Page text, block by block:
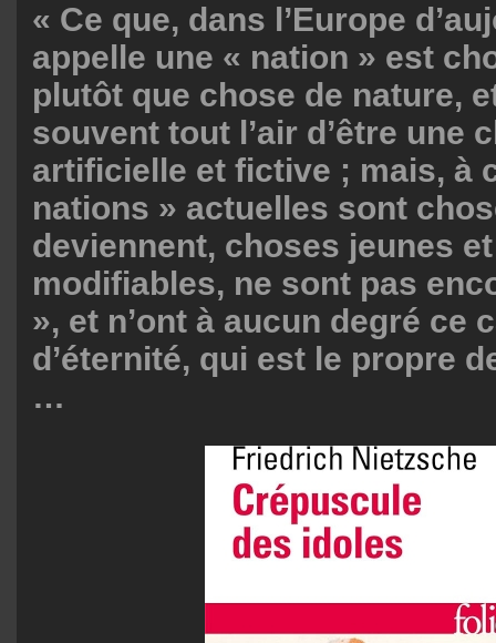
« Ce que, dans l’Europe
appelle une « nation » est
plutôt que chose de nature,
souvent tout l’air d’être une
artificielle et fictive ; mais, à
nations » actuelles sont
deviennent, choses jeunes
modifiables, ne sont pas
», et n’ont à aucun degré ce
d’éternité, qui est le propre
…